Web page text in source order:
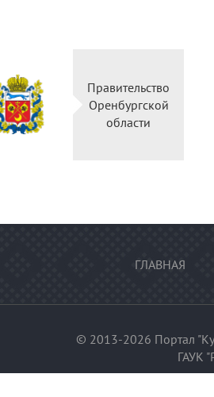
ГЛАВНАЯ
© 2013-2026 Портал
ГАУК